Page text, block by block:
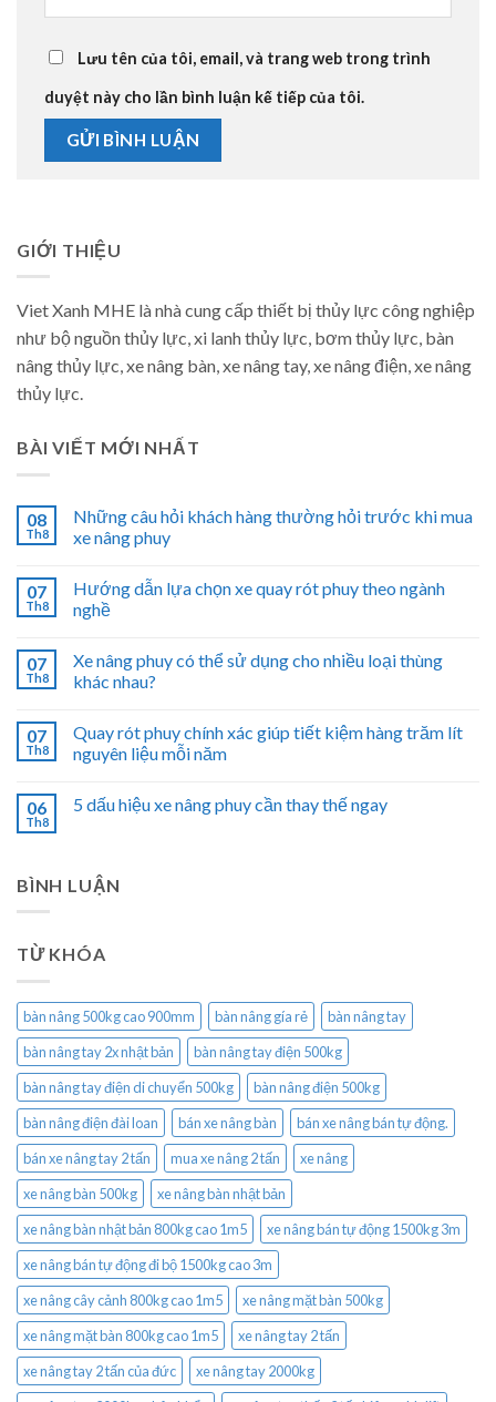
Lưu tên của tôi, email, và trang web trong trình
duyệt này cho lần bình luận kế tiếp của tôi.
GIỚI THIỆU
Viet Xanh MHE là nhà cung cấp thiết bị thủy lực công nghiệp
như bộ nguồn thủy lực, xi lanh thủy lực, bơm thủy lực, bàn
nâng thủy lực, xe nâng bàn, xe nâng tay, xe nâng điện, xe nâng
thủy lực.
BÀI VIẾT MỚI NHẤT
08
Th8
Những câu hỏi khách hàng thường hỏi trước khi mua
xe nâng phuy
07
Th8
Hướng dẫn lựa chọn xe quay rót phuy theo ngành
nghề
07
Th8
Xe nâng phuy có thể sử dụng cho nhiều loại thùng
khác nhau?
07
Th8
Quay rót phuy chính xác giúp tiết kiệm hàng trăm lít
nguyên liệu mỗi năm
06
Th8
5 dấu hiệu xe nâng phuy cần thay thế ngay
BÌNH LUẬN
TỪ KHÓA
bàn nâng 500kg cao 900mm bàn nâng gía rẻ
bàn nâng tay
bàn nâng tay 2x nhật bản
bàn nâng tay điện 500kg
bàn nâng tay điện di chuyển 500kg
bàn nâng điện 500kg
bàn nâng điện đài loan
bán xe nâng bàn
bán xe nâng bán tự động.
bán xe nâng tay 2 tấn
mua xe nâng 2 tấn
xe nâng
xe nâng bàn 500kg
xe nâng bàn nhật bản
xe nâng bàn nhật bản 800kg cao 1m5
xe nâng bán tự động 1500kg 3m
xe nâng bán tự động đi bộ 1500kg cao 3m
xe nâng cây cảnh 800kg cao 1m5
xe nâng mặt bàn 500kg
xe nâng mặt bàn 800kg cao 1m5
xe nâng tay 2 tấn
xe nâng tay 2 tấn của đức
xe nâng tay 2000kg